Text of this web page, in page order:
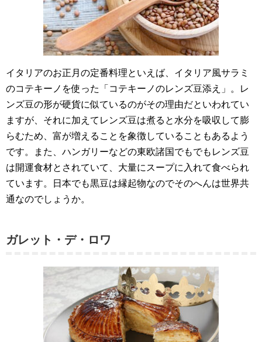
イタリアのお正月の定番料理といえば、イタリア風サラミ
のコテキーノを使った「コテキーノのレンズ豆添え」。レ
ンズ豆の形が硬貨に似ているのがその理由だといわれてい
ますが、それに加えてレンズ豆は煮ると水分を吸収して膨
らむため、富が増えることを象徴していることもあるよう
です。また、ハンガリーなどの東欧諸国でもでもレンズ豆
は開運食材とされていて、大量にスープに入れて食べられ
ています。日本でも黒豆は縁起物なのでそのへんは世界共
通なのでしょうか。
ガレット・デ・ロワ